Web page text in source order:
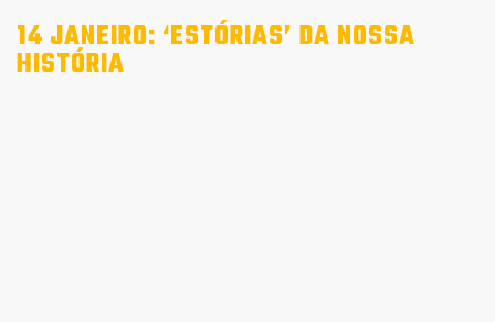
14 JANEIRO: ‘ESTÓRIAS’ DA NOSSA
HISTÓRIA